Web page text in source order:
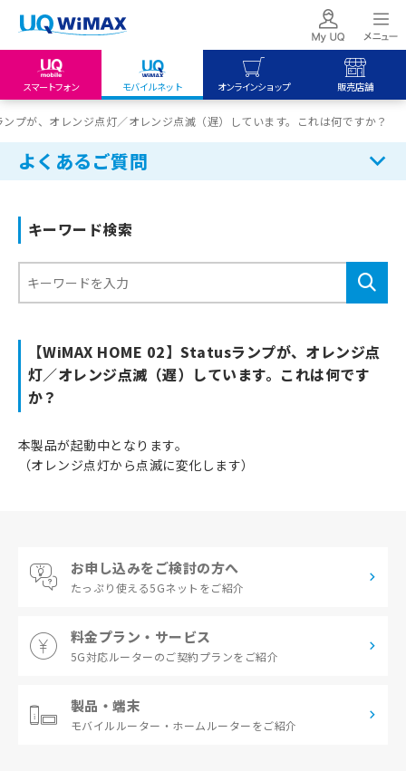
スマートフォン モバイルネット オンラインショップ 販売店舗
my UQ WiMAX
UQ WiMAX ご契約の方
My UQ mobile
UQ mobile
UQ mobile
オンラインショップ
UQ WiMAX
UQ mobile
販売店舗
UQ WiMAX
プが、オレンジ点灯／オレンジ点滅（遅）しています。これは何ですか？
よくあるご質問
キーワード検索
【WiMAX HOME 02】Statusランプが、オレンジ点
灯／オレンジ点滅（遅）しています。これは何です
か？
本製品が起動中となります。
（オレンジ点灯から点滅に変化します）
お申し込みをご検討の方へ
たっぷり使える5Gネットをご紹介
料金プラン・サービス
5G対応ルーターのご契約プランをご紹介
製品・端末
モバイルルーター・ ホームルーターをご紹介